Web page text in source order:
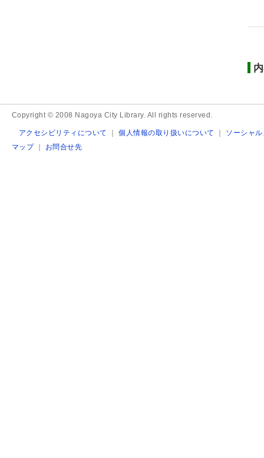
Copyright © 2008 Nagoya City Library. All rights reserved.
アクセシビリティについて ｜個人情報の取り扱いについて ｜ ソーシャ
マップ｜ お問合せ先